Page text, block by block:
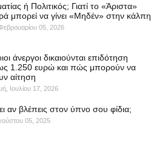
ή Πολιτικός; Γιατί το «Άριστα»
μπορεί να γίνει «Μηδέν» στην κάλπη
05, 2026
άνεργοι δικαιούνται επιδότηση
1.250 ευρώ και πώς μπορούν να
αίτηση
Ιουλίου 17, 2026
αν βλέπεις στον ύπνο σου φίδια;
05, 2025